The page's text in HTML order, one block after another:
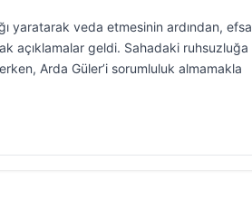
yaratarak veda etmesinin ardından,
açıklamalar geldi. Sahadaki ruhsuzluğa
Arda Güler’i sorumluluk almamakla